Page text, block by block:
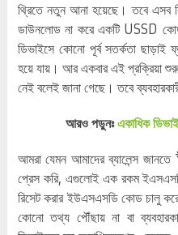
থ্রিতে নতুন আনা হয়েছে। তবে
ডাউনলোড না করে একটি USSD
ডিভাইসে কোনো পূর্ব সতর্কতা ছাড়াই
হয়ে যায়। আর একবার এই প্রক্রিয়া
নেই বলেই জানা গেছে। তবে
আরও পড়ুনঃএকাধিক
আমরা যেমন আমাদের ব্যালেন্স
প্রেস করি, এগুলোই এক রকম
রিসেট করার ইউএসএসডি কোড চালু
কোনো তথ্য পৌঁছায় না বা